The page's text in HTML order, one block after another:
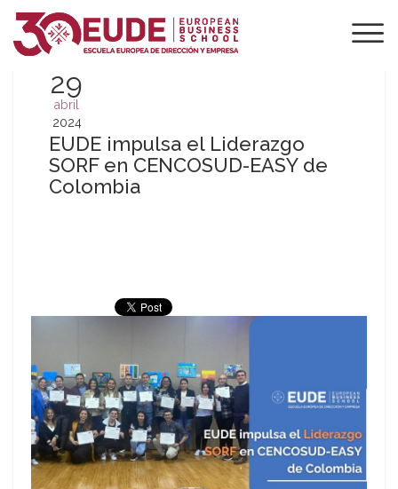
29
abril
2024
EUDE impulsa el Liderazgo
SORF en CENCOSUD-EASY de
Colombia